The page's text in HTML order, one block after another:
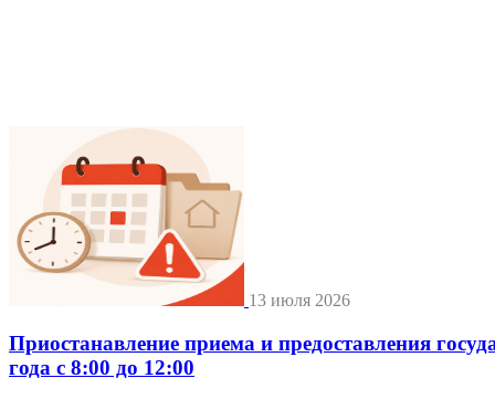
13 июля 2026
Приостанавление приема и предоставления
года с 8:00 до 12:00